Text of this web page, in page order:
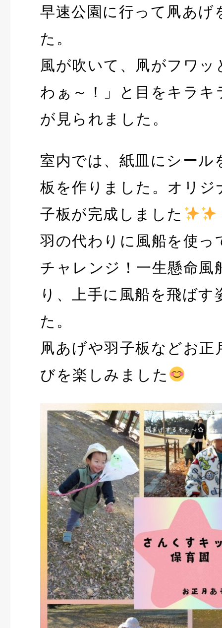
早速公園に行って凧あげ
た。
風が吹いて、凧がフワッ
わぁ～！」と目をキラキ
が見られました。
室内では、紙皿にシール
板を作りました。オリジ
子板が完成しました
羽の代わりに風船を使っ
チャレンジ！一生懸命風
り、上手に風船を飛ばす
た。
凧あげや羽子板などお正
びを楽しみました